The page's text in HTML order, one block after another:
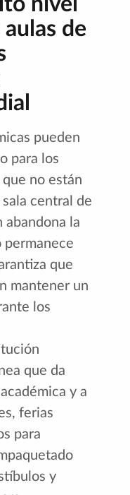
de
pueden
para los
no están
central de
abandona la
permanece
que
mantener un
los
que da
y a
ferias
para
y